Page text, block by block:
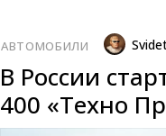
АВТОМОБИЛИ
В России
400 «Техно